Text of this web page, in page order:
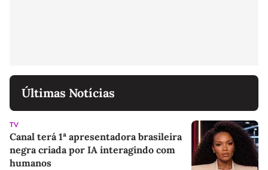
Últimas Notícias
TV
Canal terá 1ª apresentadora brasileira
negra criada por IA interagindo com
humanos